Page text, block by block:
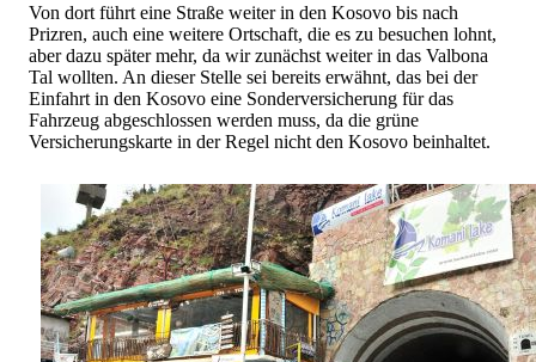
Von dort führt eine Straße weiter in den Kosovo bis nach
Prizren, auch eine weitere Ortschaft, die es zu besuchen lohnt,
aber dazu später mehr, da wir zunächst weiter in das Valbona
Tal wollten. An dieser Stelle sei bereits erwähnt, das bei der
Einfahrt in den Kosovo eine Sonderversicherung für das
Fahrzeug abgeschlossen werden muss, da die grüne
Versicherungskarte in der Regel nicht den Kosovo beinhaltet.